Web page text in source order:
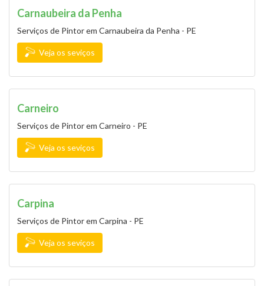
Carnaubeira da Penha
Serviços de Pintor em Carnaubeira da Penha - PE
Veja os seviços
Carneiro
Serviços de Pintor em Carneiro - PE
Veja os seviços
Carpina
Serviços de Pintor em Carpina - PE
Veja os seviços